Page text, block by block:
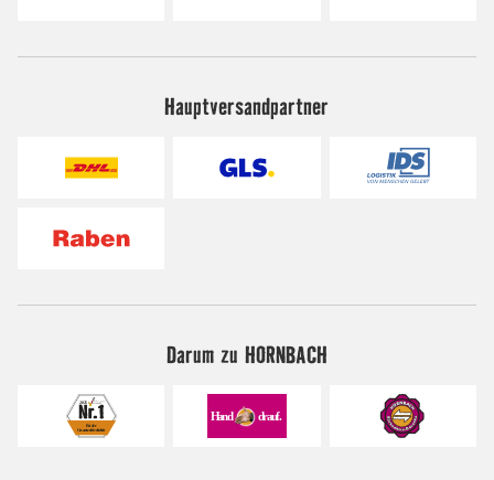
Hauptversandpartner
Darum zu HORNBACH